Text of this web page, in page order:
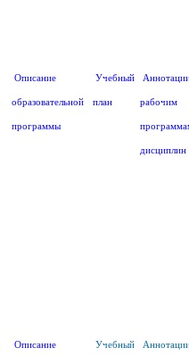
Описание
образовательной
программы
Учебный
план рабочим
дисциплин
Описание Учебный